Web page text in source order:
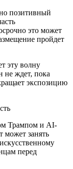
позитивный
это может
пройдет
эту волну
не ждет, пока
экспозицию
Трампом и AI-
может занять
перед